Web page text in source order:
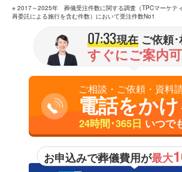
※ 2017～2025年 葬儀受注件数に関する調査（TPCマーケテ
再委託による施行を含む件数）において受注件数No1
07:33現在ご依頼･
すぐにご案内
ご相談・ご依頼・資料
電話をか
24時間･365日 いつで
お申込みで葬儀費用が最大